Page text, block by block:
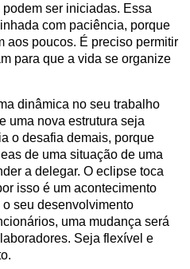
ser iniciadas. Essa
com paciência, porque
aos poucos. É preciso permitir
para que a vida se organize
dinâmica no seu trabalho
uma nova estrutura seja
o desafia demais, porque
de uma situação de uma
a delegar. O eclipse toca
isso é um acontecimento
seu desenvolvimento
uma mudança será
Seja flexível e